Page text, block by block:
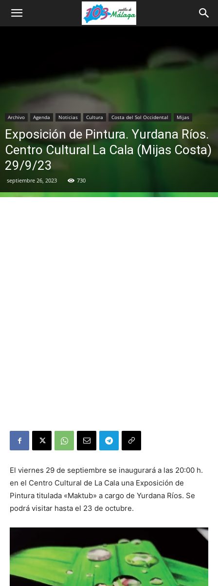
Archivo Agenda Noticias Cultura Costa del Sol Occidental Mijas
Exposición de Pintura. Yurdana Ríos.
Centro Cultural La Cala (Mijas Costa)
29/9/23
septiembre 26, 2023 730
El viernes 29 de septiembre se inaugurará a las 20:00 h.
en el Centro Cultural de La Cala una Exposición de
Pintura titulada «Maktub» a cargo de Yurdana Ríos. Se
podrá visitar hasta el 23 de octubre.